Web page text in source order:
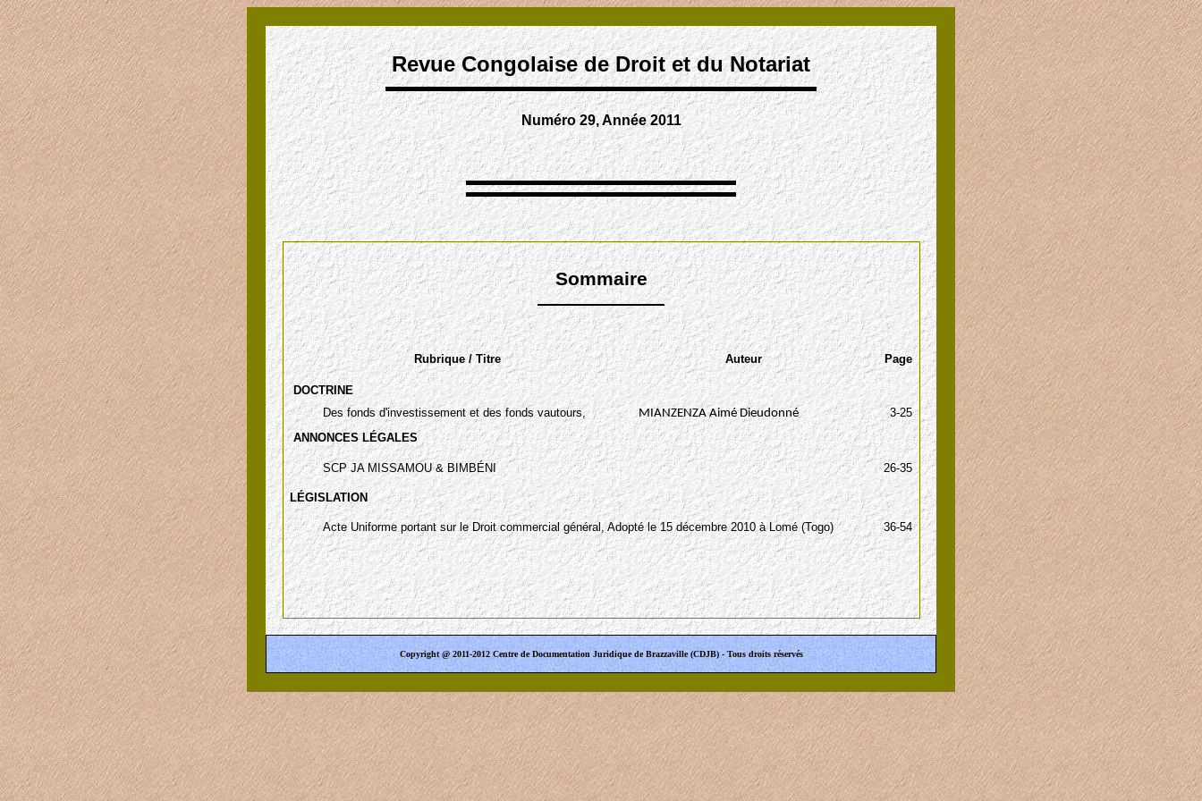
Revue Congolaise de Droit et du Notariat
Numéro 29, Année 2011
Sommaire
Rubrique / Titre Auteur Page
DOCTRINE
Des fonds d'investissement et des fonds vautours,
MIANZENZA Aimé Dieudonné
3-25
ANNONCES LÉGALES
SCP JA MISSAMOU & BIMBÉNI 26-35
LÉGISLATION
Acte Uniforme portant sur le Droit commercial général, Adopté le 15 décembre 2010 à Lomé (Togo) 36-54
Copyright @ 2011-2012 Centre de Documentation Juridique de Brazzaville (CDJB) - Tous droits réservés